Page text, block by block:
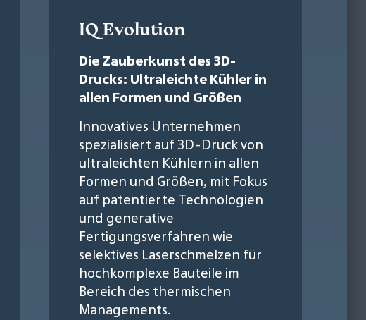
IQ Evolution
Die Zauberkunst des 3D-
Drucks: Ultraleichte Kühler in
allen Formen und Größen
Innovatives Unternehmen
spezialisiert auf 3D-Druck von
ultraleichten Kühlern in allen
Formen und Größen, mit Fokus
auf patentierte Technologien
und generative
Fertigungsverfahren wie
selektives Laserschmelzen für
hochkomplexe Bauteile im
Bereich des thermischen
Managements.